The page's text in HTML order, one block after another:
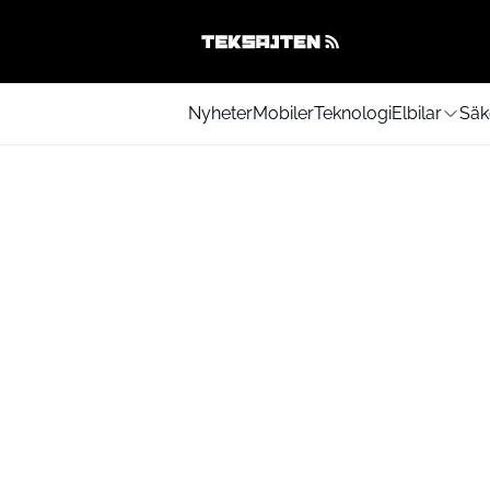
NyheterMobilerTeknologiElbilar